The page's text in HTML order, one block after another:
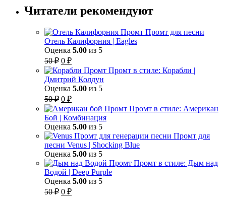
Читатели рекомендуют
Промт для песни
Отель Калифорния | Eagles
Оценка 5.00 из 5
50₽ Первоначальная
цена
составляла
50 ₽.
0 ₽Текущая
цена:
0 ₽.
Промт в стиле: Корабли |
Дмитрий Колдун
Оценка 5.00 из 5
50₽ Первоначальная
цена
составляла
50 ₽.
0 ₽Текущая
цена:
0 ₽.
Промт в стиле: Американ
Бой | Комбинация
Оценка 5.00 из 5
Промт для
песни Venus | Shocking Blue
Оценка 5.00 из 5
Промт в стиле: Дым над
Водой | Deep Purple
Оценка 5.00 из 5
50₽ Первоначальная
0 ₽Текущая